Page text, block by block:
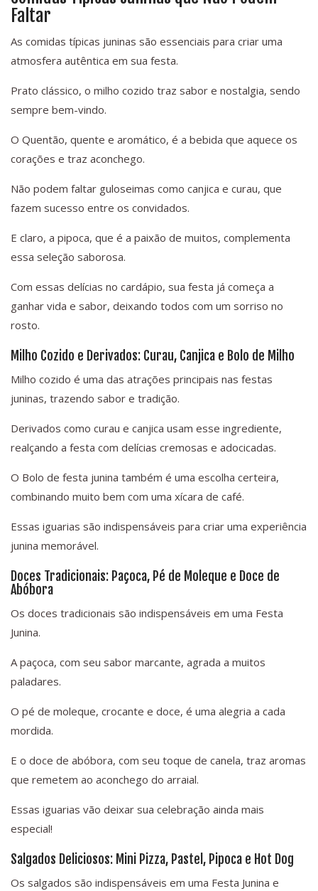
Faltar
As comidas típicas juninas são essenciais para criar uma
atmosfera autêntica em sua festa.
Prato clássico, o milho cozido traz sabor e nostalgia, sendo
sempre bem-vindo.
O Quentão, quente e aromático, é a bebida que aquece os
corações e traz aconchego.
Não podem faltar guloseimas como canjica e curau, que
fazem sucesso entre os convidados.
E claro, a pipoca, que é a paixão de muitos, complementa
essa seleção saborosa.
Com essas delícias no cardápio, sua festa já começa a
ganhar vida e sabor, deixando todos com um sorriso no
rosto.
Milho Cozido e Derivados: Curau, Canjica e Bolo de Milho
Milho cozido é uma das atrações principais nas festas
juninas, trazendo sabor e tradição.
Derivados como curau e canjica usam esse ingrediente,
realçando a festa com delícias cremosas e adocicadas.
O Bolo de festa junina também é uma escolha certeira,
combinando muito bem com uma xícara de café.
Essas iguarias são indispensáveis para criar uma experiência
junina memorável.
Doces Tradicionais: Paçoca, Pé de Moleque e Doce de
Abóbora
Os doces tradicionais são indispensáveis em uma Festa
Junina.
A paçoca, com seu sabor marcante, agrada a muitos
paladares.
O pé de moleque, crocante e doce, é uma alegria a cada
mordida.
E o doce de abóbora, com seu toque de canela, traz aromas
que remetem ao aconchego do arraial.
Essas iguarias vão deixar sua celebração ainda mais
especial!
Salgados Deliciosos: Mini Pizza, Pastel, Pipoca e Hot Dog
Os salgados são indispensáveis em uma Festa Junina e